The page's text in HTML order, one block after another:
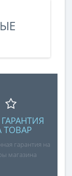
ГАРАНТИЯ
ТОВАР
гарантия на
магазина